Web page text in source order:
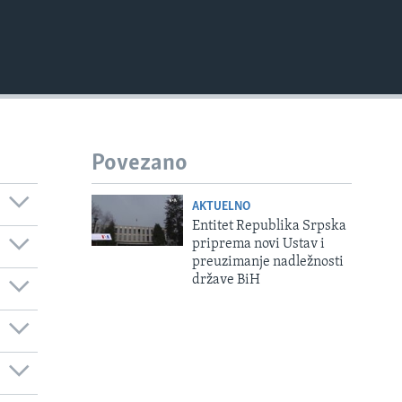
Povezano
AKTUELNO
Entitet Republika Srpska
priprema novi Ustav i
preuzimanje nadležnosti
države BiH